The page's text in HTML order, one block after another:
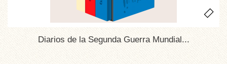
Diarios de la Segunda Guerra Mundial...